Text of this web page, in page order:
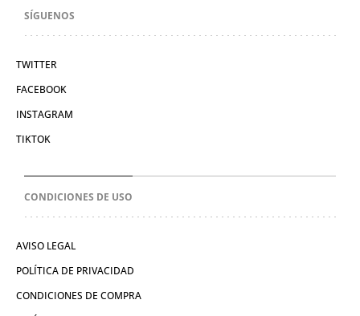
SÍGUENOS
TWITTER
FACEBOOK
INSTAGRAM
TIKTOK
CONDICIONES DE USO
AVISO LEGAL
POLÍTICA DE PRIVACIDAD
CONDICIONES DE COMPRA